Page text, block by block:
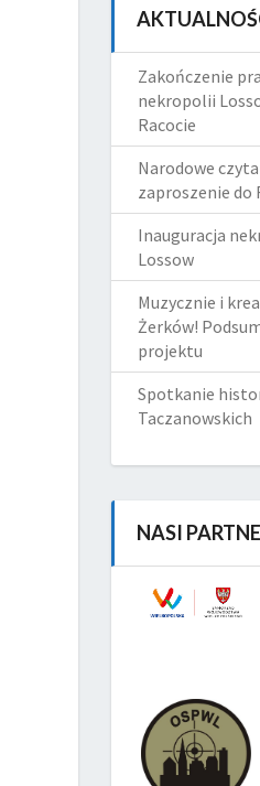
Zakończenie
nekropolii
Racocie
Narodowe
zaproszenie do
Inauguracja
Lossow
Muzycznie i
Żerków!
projektu
Spotkanie
Taczanowskich
NASI